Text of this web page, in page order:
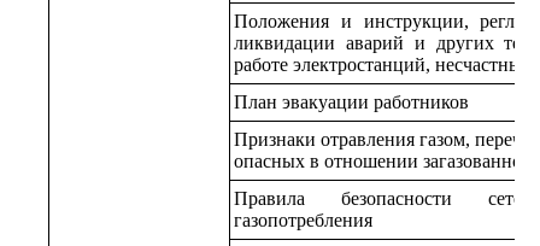
Положения и инструкции,
ликвидации аварий и других
работе электростанций, несчастных
План эвакуации работников
Признаки отравления газом,
опасных в отношении
Правила безопасности
газопотребления